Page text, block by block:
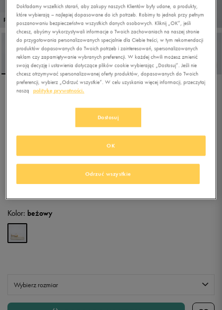
PROMO: DO -30% 1/6
NIKE COURT VISION ALTA
(14)
299,99zł-10%(cena bezpośrednio przed promocją)
280,49zł-4%(najniższa cena z 30 dni przed obniżką)
Kolor: beżowy
Wybierz rozmiar
Dokładamy wszelkich starań, aby zakupy naszych Klientów były udane, a produkty,
które wybierają – najlepiej dopasowane do ich potrzeb. Robimy to jednak przy pełnym
poszanowaniu bezpieczeństwa wszystkich danych osobowych. Kliknij „OK”, jeśli
chcesz, abyśmy wykorzystywali informacje o Twoich zachowaniach na naszej stronie
do przygotowania personalizowanych specjalnie dla Ciebie treści, w tym rekomendacji
produktów dopasowanych do Twoich potrzeb i zainteresowań, spersonalizowanych
reklam czy zapamiętywanie wybranych preferencji. W każdej chwili możesz zmienić
swoją decyzję i ustawienia dotyczące plików cookie wybierając „Dostosuj”. Jeśli nie
chcesz otrzymywać spersonalizowanej oferty produktów, dopasowanych do Twoich
preferencji, wybierz „Odrzuć wszystkie”. W celu uzyskania więcej informacji, przeczytaj
naszą
politykę prywatności.
Dostosuj
Odrzuć wszystkie
OK